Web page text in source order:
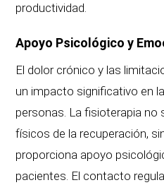
productividad.
Apoyo Psicológico y
El dolor crónico y las
un impacto significativo en
personas. La fisioterapia
físicos de la recuperación,
proporciona apoyo
pacientes. El contacto